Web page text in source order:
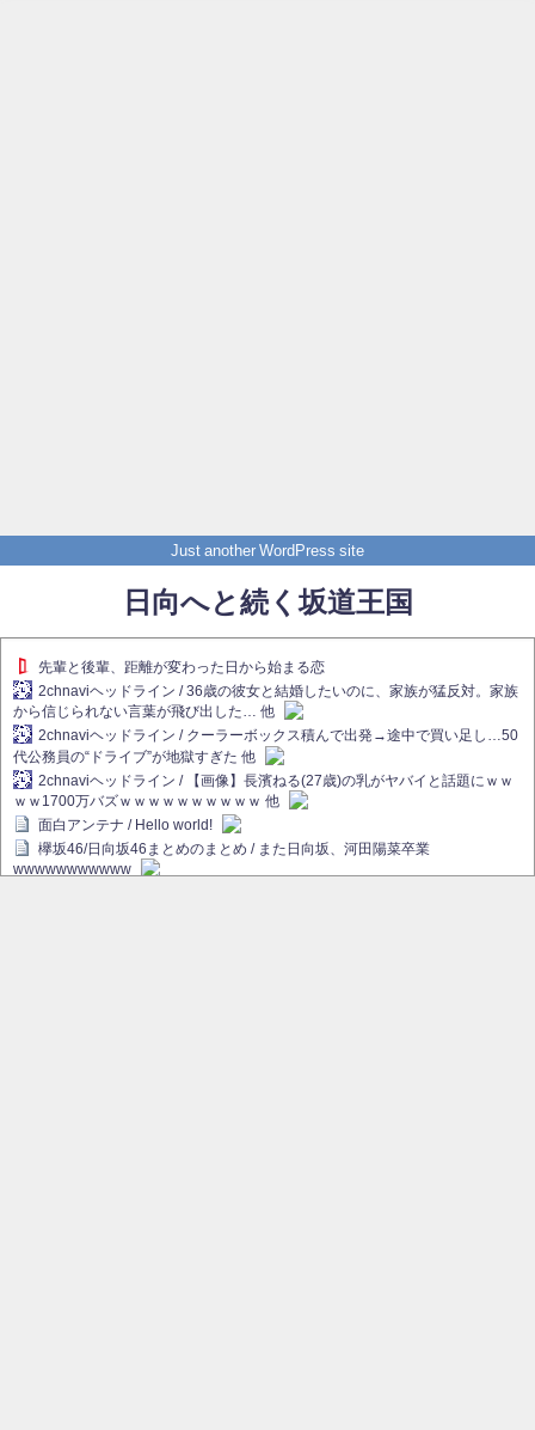
Just another WordPress site
日向へと続く坂道王国
先輩と後輩、距離が変わった日から始まる恋
2chnaviヘッドライン / 36歳の彼女と結婚したいのに、家族が猛反対。家族
から信じられない言葉が飛び出した… 他
2chnaviヘッドライン / クーラーボックス積んで出発→途中で買い足し…50
代公務員の“ドライブ”が地獄すぎた 他
2chnaviヘッドライン / 【画像】長濱ねる(27歳)の乳がヤバイと話題にｗｗ
ｗｗ1700万バズｗｗｗｗｗｗｗｗｗｗ 他
面白アンテナ / Hello world!
欅坂46/日向坂46まとめのまとめ / また日向坂、河田陽菜卒業
wwwwwwwwwww